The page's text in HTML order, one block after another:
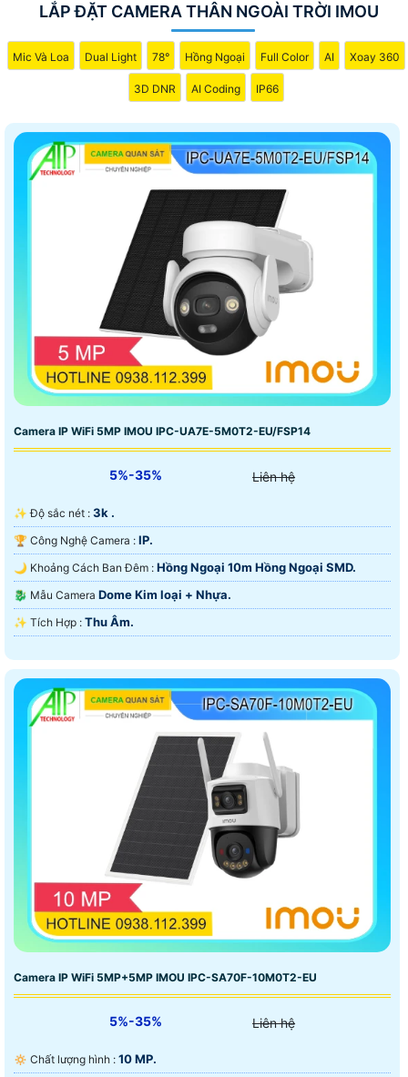
LẮP ĐẶT CAMERA THÂN NGOÀI TRỜI IMOU
Mic Và Loa Dual Light 78° Hồng Ngoại Full Color AI Xoay 360
3D DNR AI Coding IP66
Camera IP WiFi 5MP IMOU IPC-UA7E-5M0T2-EU/FSP14
5%-35% Liên hệ
✨ Độ sắc nét : 3k .
🏆 Công Nghệ Camera : IP.
🌙 Khoảng Cách Ban Đêm : Hồng Ngoại 10m Hồng Ngoại SMD.
🐉️ Mẫu Camera Dome Kim loại + Nhựa.
️✨ Tích Hợp : Thu Âm.
Camera IP WiFi 5MP+5MP IMOU IPC-SA70F-10M0T2-EU
5%-35% Liên hệ
🔅 Chất lượng hình : 10 MP.